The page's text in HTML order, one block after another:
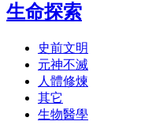
生命探索
史前文明
元神不滅
人體修煉
其它
生物醫學